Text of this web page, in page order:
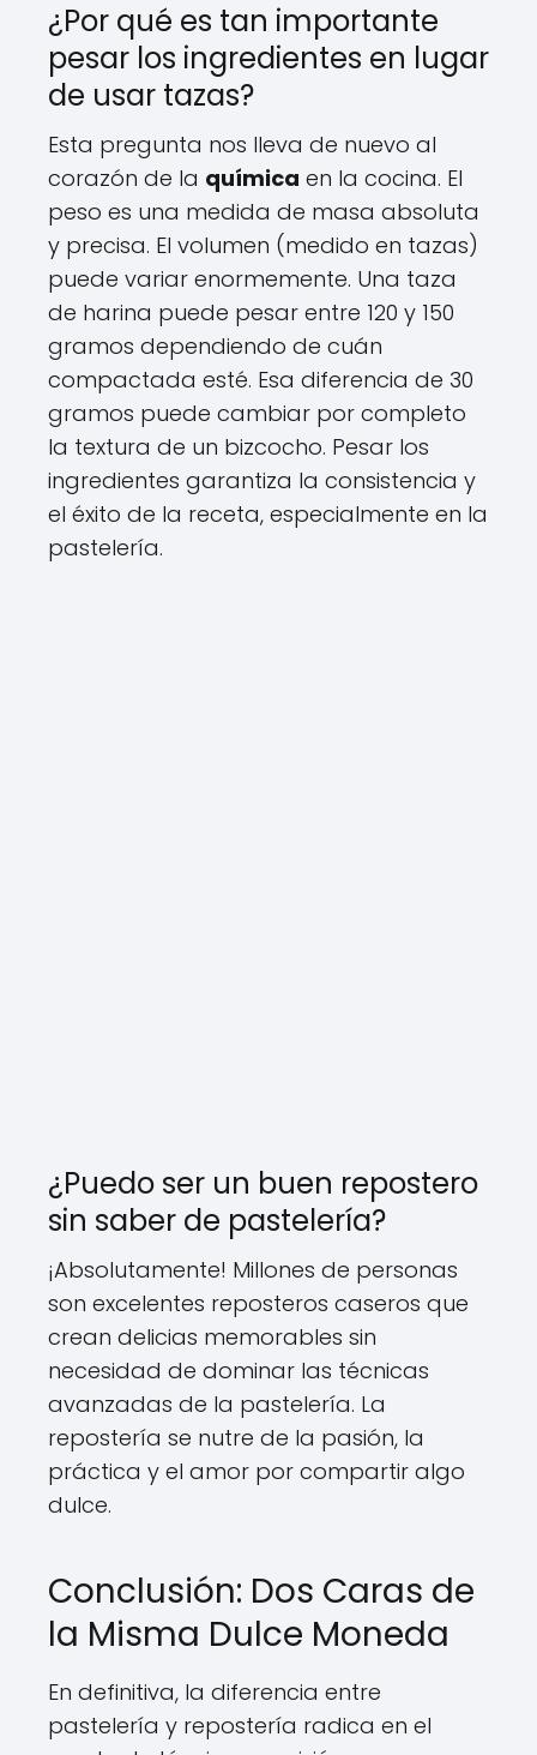
¿Por qué es tan importante
pesar los ingredientes en lugar
de usar tazas?
Esta pregunta nos lleva de nuevo al
corazón de la química en la cocina. El
peso es una medida de masa absoluta
y precisa. El volumen (medido en tazas)
puede variar enormemente. Una taza
de harina puede pesar entre 120 y 150
gramos dependiendo de cuán
compactada esté. Esa diferencia de 30
gramos puede cambiar por completo
la textura de un bizcocho. Pesar los
ingredientes garantiza la consistencia y
el éxito de la receta, especialmente en la
pastelería.
¿Puedo ser un buen repostero
sin saber de pastelería?
¡Absolutamente! Millones de personas
son excelentes reposteros caseros que
crean delicias memorables sin
necesidad de dominar las técnicas
avanzadas de la pastelería. La
repostería se nutre de la pasión, la
práctica y el amor por compartir algo
dulce.
Conclusión: Dos Caras de
la Misma Dulce Moneda
En definitiva, la diferencia entre
pastelería y repostería radica en el